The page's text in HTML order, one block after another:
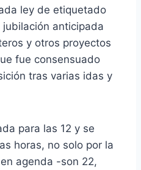
ley de etiquetado
anticipada
y otros proyectos
fue consensuado
tras varias idas y
para las 12 y se
horas, no solo por la
agenda -son 22,